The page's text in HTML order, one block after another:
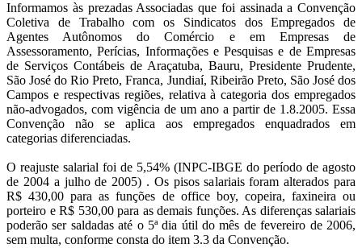
Informamos às prezadas Associadas que foi assinada a Convenção
Coletiva de Trabalho com os Sindicatos dos Empregados de
Agentes Autônomos do Comércio e em Empresas de
Assessoramento, Perícias, Informações e Pesquisas e de Empresas
de Serviços Contábeis de Araçatuba, Bauru, Presidente Prudente,
São José do Rio Preto, Franca, Jundiaí, Ribeirão Preto, São José dos
Campos e respectivas regiões, relativa à categoria dos empregados
não-advogados, com vigência de um ano a partir de 1.8.2005. Essa
Convenção não se aplica aos empregados enquadrados em
categorias diferenciadas.
O reajuste salarial foi de 5,54% (INPC-IBGE do período de agosto
de 2004 a julho de 2005) . Os pisos salariais foram alterados para
R$ 430,00 para as funções de office boy, copeira, faxineira ou
porteiro e R$ 530,00 para as demais funções. As diferenças salariais
poderão ser saldadas até o 5ª dia útil do mês de fevereiro de 2006,
sem multa, conforme consta do item 3.3 da Convenção.